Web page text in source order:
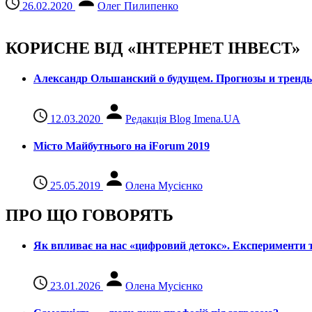
26.02.2020 Олег Пилипенко
КОРИСНЕ ВІД «ІНТЕРНЕТ ІНВЕСТ»
Александр Ольшанский о будущем. Прогнозы и
12.03.2020 Редакція Blog Imena.UA
Місто Майбутнього на iForum 2019
25.05.2019 Олена Мусієнко
ПРО ЩО ГОВОРЯТЬ
Як впливає на нас «цифровий детокс». Експерименти
23.01.2026 Олена Мусієнко